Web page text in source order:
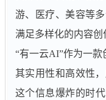
游、医疗、美容等
满足多样化的内容创
“有一云AI”作为一
其实用性和高效性
这个信息爆炸的时